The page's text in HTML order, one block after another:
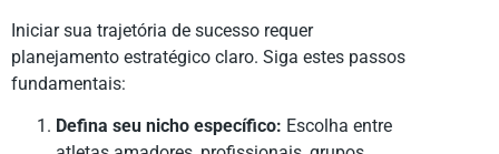
Iniciar sua trajetória de sucesso requer
planejamento estratégico claro. Siga estes passos
fundamentais:
Defina seu nicho específico: Escolha entre